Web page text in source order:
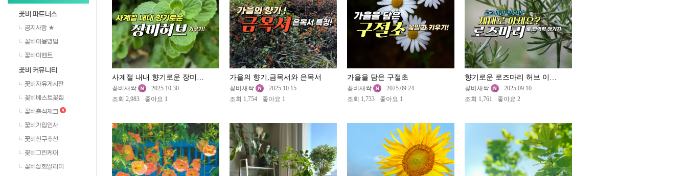
꽃비 파트너스
공지사항 ★
꽃비이용방법
꽃비이벤트
꽃비 커뮤니티
꽃비자유게시판
꽃비베스트꽃집
꽃비출석체크
꽃비가입인사
꽃비친구추천
꽃비그린케어
꽃비상회알리미
사계절 내내 향기로운 장미허브
꽃비새싹
2025.10.30
조회 2,983
좋아요 1
가을의 향기,금목서와 은목서
꽃비새싹
2025.10.15
조회 1,754
좋아요 1
가을을 담은 구절초
꽃비새싹
2025.09.24
조회 1,733
좋아요 1
향기로운 로즈마리 허브 이야기
꽃비새싹
2025.09.10
조회 1,761
좋아요 2